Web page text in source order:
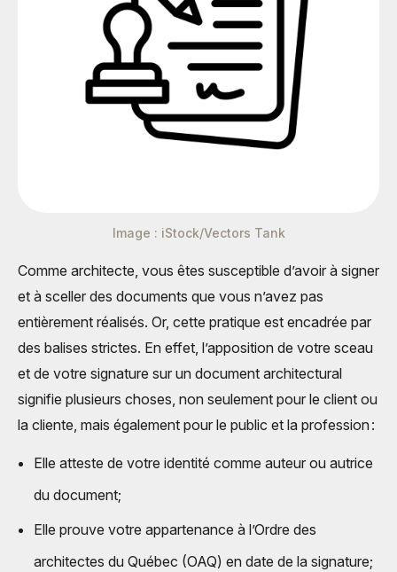
Image : iStock/Vectors Tank
Comme architecte, vous êtes susceptible d’avoir à signer
et à sceller des documents que vous n’avez pas
entièrement réalisés. Or, cette pratique est encadrée par
des balises strictes. En effet, l’apposition de votre sceau
et de votre signature sur un document architectural
signifie plusieurs choses, non seulement pour le client ou
la cliente, mais également pour le public et la profession :
Elle atteste de votre identité comme auteur ou autrice
du document;
Elle prouve votre appartenance à l’Ordre des
architectes du Québec (OAQ) en date de la signature;